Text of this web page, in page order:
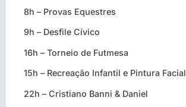
8h – Provas Equestres
9h – Desfile Cívico
16h – Torneio de Futmesa
15h – Recreação Infantil e Pintura Facial
22h – Cristiano Banni & Daniel